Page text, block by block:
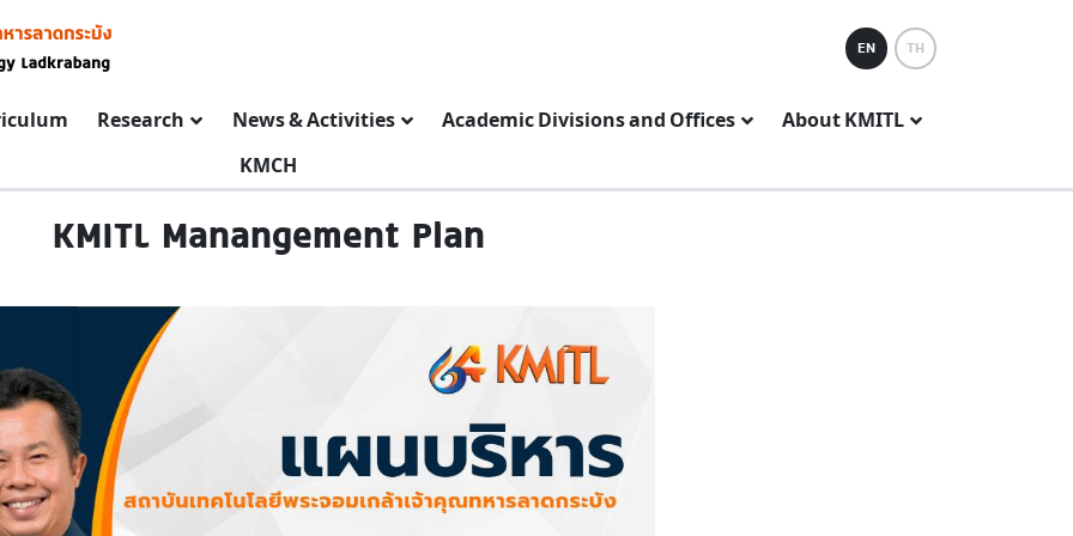
EN TH
Research News & Activities Academic Divisions and Offices
About KMITL
KMCH
KMITL Manangement Plan